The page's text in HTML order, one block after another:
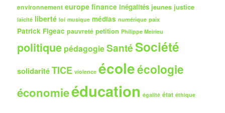
environnement europe finance inégalités jeunes justice
laïcité liberté loi musique médias numérique paix
Patrick Figeac pauvreté petition Philippe Meirieu
politique pédagogieSantéSociété
solidaritéTICE violence écoleécologie
économieéducation égalité état éthique